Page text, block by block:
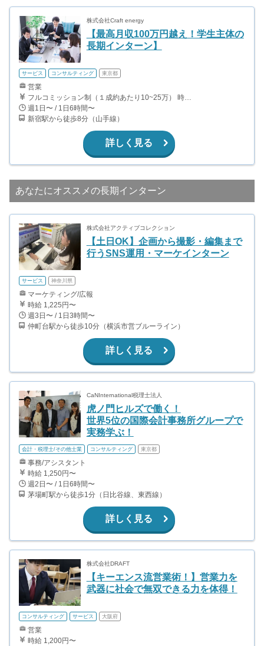
株式会社Craft energy
【最高月収100万円越え！学生主体の
長期インターン】
サービス コンサルティング 東京都
営業
フルコミッション制（１成約あたり10~25万） 時給換算で（2000円〜2500円）程度が目安となります。 月100万を稼ぐ学生多数在籍しています。 ■収入例 〇入社1か月目（早稲田大学2年生） 役職：アポインター 月間1契約×10万円＝10万円 ＋交通費 〇入社3か月目（明治大学2年生） 役職：アポインター 月間2契約×13万円＝26万円 ＋交通費 〇入社6か月目（慶應義塾大学3年生） 役職：アポインター 月間5契約×15万円＝75万円 ＋交通費 〇入社15か月目（東京大学3年生） 役職：クローザー 月間3契約×25万=75万円 ＋交通費 交通費支給あり
週1日〜 / 1日6時間〜
新宿駅から徒歩8分（山手線）
詳しく見る
あなたにオススメの長期インターン
株式会社アクティブコレクション
【土日OK】企画から撮影・編集まで
行うSNS運用・マーケインターン
サービス 神奈川県
マーケティング/広報
時給 1,225円〜
週3日〜 / 1日3時間〜
仲町台駅から徒歩10分（横浜市営ブルーライン）
詳しく見る
CaNInternational税理士法人
虎ノ門ヒルズで働く！
世界5位の国際会計事務所グループで
実務学ぶ！
会計・税理士/その他士業 コンサルティング 東京都
事務/アシスタント
時給 1,250円〜
週2日〜 / 1日6時間〜
茅場町駅から徒歩1分（日比谷線、東西線）
詳しく見る
株式会社DRAFT
【キーエンス流営業術！】営業力を
武器に社会で無双できる力を体得！
コンサルティング サービス 大阪府
営業
時給 1,200円〜